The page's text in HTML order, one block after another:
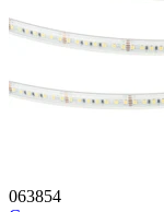
063854